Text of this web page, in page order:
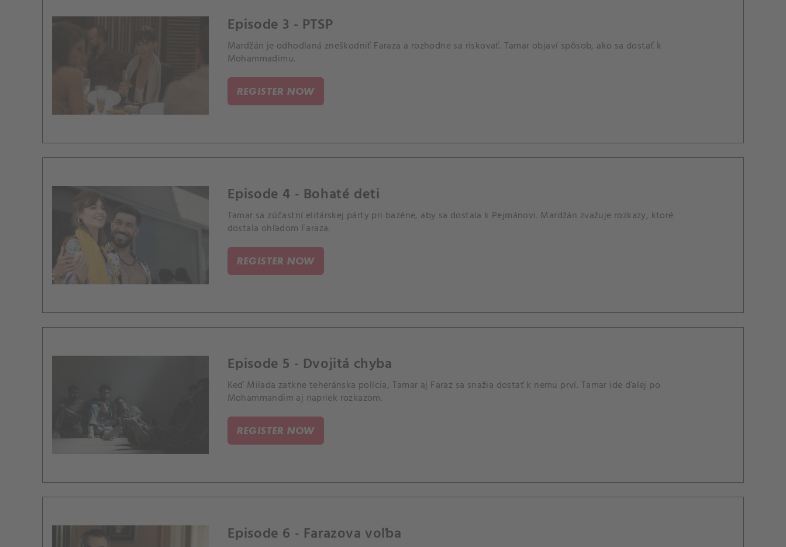
Episode 3 - PTSP
Mardžán je odhodlaná zneškodniť Faraza a rozhodne sa riskovať. Tamar objaví spôsob, ako sa dostať k
Mohammadimu.
REGISTER NOW
Episode 4 - Bohaté deti
Tamar sa zúčastní elitárskej párty pri bazéne, aby sa dostala k Pejmánovi. Mardžán zvažuje rozkazy, ktoré
dostala ohľadom Faraza.
REGISTER NOW
Episode 5 - Dvojitá chyba
Keď Milada zatkne teheránska polícia, Tamar aj Faraz sa snažia dostať k nemu prví. Tamar ide ďalej po
Mohammandim aj napriek rozkazom.
REGISTER NOW
Episode 6 - Farazova voľba